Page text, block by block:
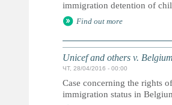
immigration detention of
Find out more
Unicef and others v.
ЧТ, 28/04/2016 - 00:00
Case concerning the rights
immigration status in